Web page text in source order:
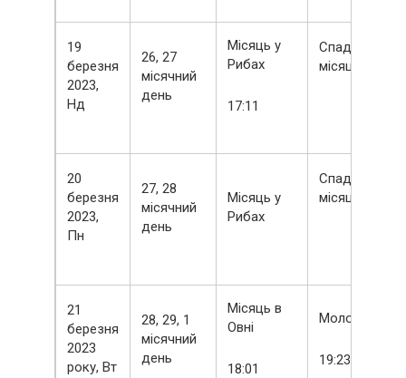
19
березня
2023,
Нд
26, 27
місячний
день
Місяць у
Рибах
17:11
Спадний
місяць
20
березня
2023,
Пн
27, 28
місячний
день
Місяць у
Рибах
Спадний
місяць
21
березня
2023
року, Вт
28, 29, 1
місячний
день
Місяць в
Овні
18:01
Молодик
19:23